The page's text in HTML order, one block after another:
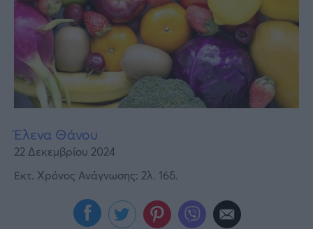
Έλενα Θάνου
22 Δεκεμβρίου 2024
Εκτ. Χρόνος Ανάγνωσης: 2λ. 16δ.